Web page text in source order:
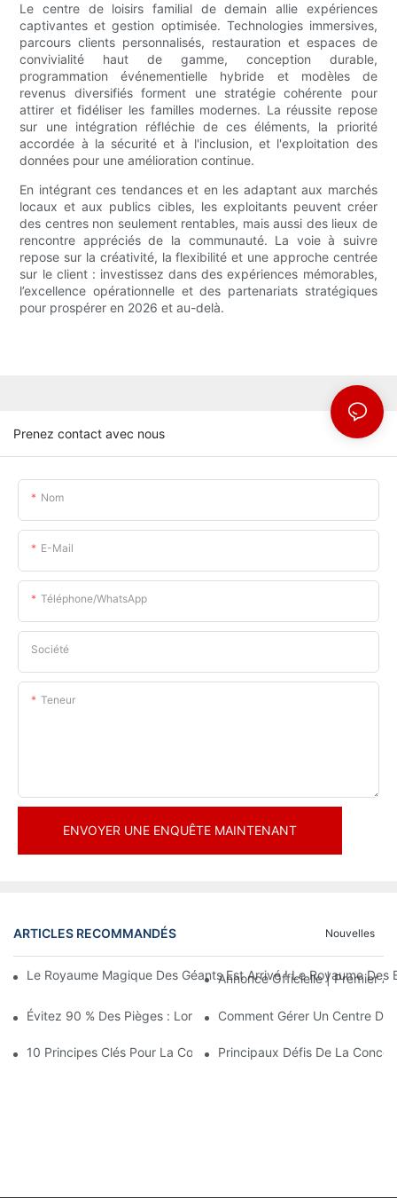
Le centre de loisirs familial de demain allie expériences
captivantes et gestion optimisée. Technologies immersives,
parcours clients personnalisés, restauration et espaces de
convivialité haut de gamme, conception durable,
programmation événementielle hybride et modèles de
revenus diversifiés forment une stratégie cohérente pour
attirer et fidéliser les familles modernes. La réussite repose
sur une intégration réfléchie de ces éléments, la priorité
accordée à la sécurité et à l'inclusion, et l'exploitation des
données pour une amélioration continue.
En intégrant ces tendances et en les adaptant aux marchés
locaux et aux publics cibles, les exploitants peuvent créer
des centres non seulement rentables, mais aussi des lieux de
rencontre appréciés de la communauté. La voie à suivre
repose sur la créativité, la flexibilité et une approche centrée
sur le client : investissez dans des expériences mémorables,
l’excellence opérationnelle et des partenariats stratégiques
pour prospérer en 2026 et au-delà.
Prenez contact avec nous
Nom
E-Mail
Téléphone/WhatsApp
Société
Teneur
ENVOYER UNE ENQUÊTE MAINTENANT
ARTICLES RECOMMANDÉS Nouvelles
Le Royaume Magique Des Géants Est Arrivé ! Le Royaume
Annonce Officielle | Premier
Évitez 90 % Des Pièges : Lorsque Vous Investissez Dans Un
Comment Gérer Un Centre De
10 Principes Clés Pour La Conception Réussie D'un Parc À
Principaux Défis De La